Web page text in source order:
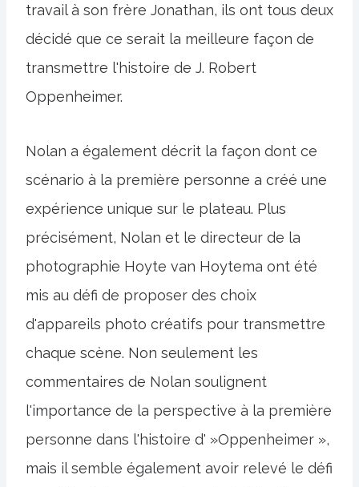
travail à son frère Jonathan, ils ont tous deux
décidé que ce serait la meilleure façon de
transmettre l'histoire de J. Robert
Oppenheimer.
Nolan a également décrit la façon dont ce
scénario à la première personne a créé une
expérience unique sur le plateau. Plus
précisément, Nolan et le directeur de la
photographie Hoyte van Hoytema ont été
mis au défi de proposer des choix
d'appareils photo créatifs pour transmettre
chaque scène. Non seulement les
commentaires de Nolan soulignent
l'importance de la perspective à la première
personne dans l'histoire d' »Oppenheimer »,
mais il semble également avoir relevé le défi